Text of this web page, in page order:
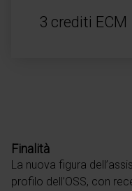
3 crediti ECM
Finalità
La nuova figura
profilo dell’OSS, con